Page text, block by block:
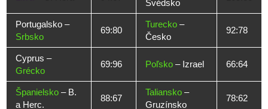
Švédsko
Portugalsko –
Srbsko
69:80
Turecko –
Česko
92:78
Cyprus –
Grécko
69:96 Poľsko – Izrael 66:64
Španielsko – B.
a Herc.
88:67
Taliansko –
Gruzínsko
78:62